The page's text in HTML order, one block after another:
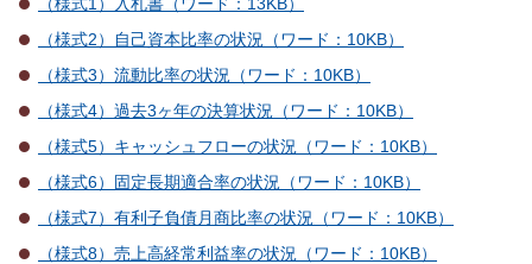
（様式2）自己資本比率の状況（ワード：10KB）
（様式3）流動比率の状況（ワード：10KB）
（様式4）過去3ヶ年の決算状況（ワード：10KB）
（様式5）キャッシュフローの状況（ワード：10KB）
（様式6）固定長期適合率の状況（ワード：10KB）
（様式7）有利子負債月商比率の状況（ワード：10KB）
（様式8）売上高経常利益率の状況（ワード：10KB）